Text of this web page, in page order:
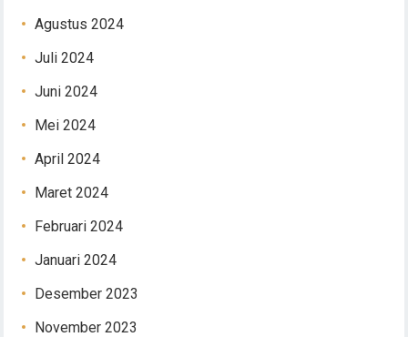
Agustus 2024
Juli 2024
Juni 2024
Mei 2024
April 2024
Maret 2024
Februari 2024
Januari 2024
Desember 2023
November 2023